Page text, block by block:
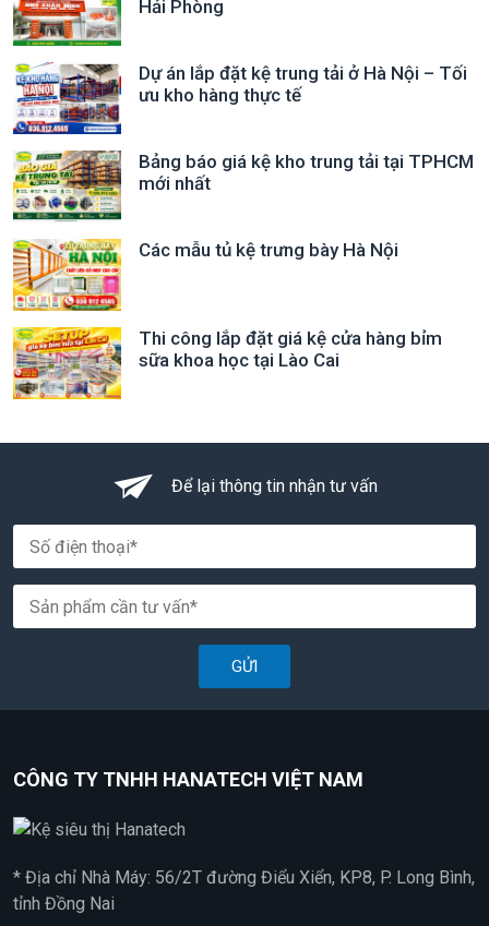
Hải Phòng
Dự án lắp đặt kệ trung tải ở Hà Nội – Tối
ưu kho hàng thực tế
Bảng báo giá kệ kho trung tải tại TPHCM
mới nhất
Các mẫu tủ kệ trưng bày Hà Nội
Thi công lắp đặt giá kệ cửa hàng bỉm
sữa khoa học tại Lào Cai
Để lại thông tin nhận tư vấn
GỬI
CÔNG TY TNHH HANATECH VIỆT NAM
* Địa chỉ Nhà Máy: 56/2T đường Điểu Xiển, KP8, P. Long Bình,
tỉnh Đồng Nai